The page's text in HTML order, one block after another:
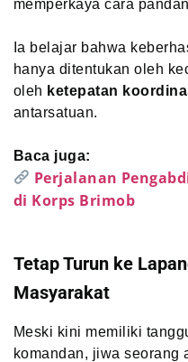
memperkaya cara
Ia belajar bahwa
hanya ditentukan oleh
oleh ketepatan
antarsatuan.
Baca juga:
Perjalanan
di Korps Brimob
Tetap Turun ke
Masyarakat
Meski kini memiliki
komandan, jiwa seorang